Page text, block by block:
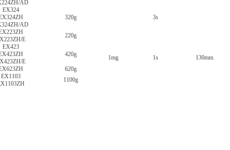
AD
EX324
320g
3s
AD
220g
1mg 1s 130mm
E
EX423
420g
E
620g
EX1103
1100g